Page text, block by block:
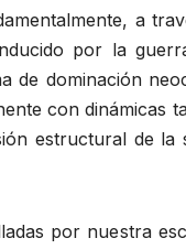
a
por la
de dominación
con dinámicas
estructural de la
por nuestra